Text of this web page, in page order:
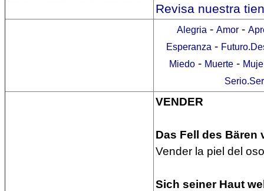
Revisa nuestra
Alegria - Amor-
Esperanza -
Miedo - Muerte -
VENDER
Das Fell des Bären
Vender la piel del
Sich seiner Haut